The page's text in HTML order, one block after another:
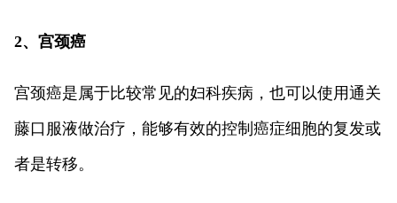
2、宫颈癌
宫颈癌是属于比较常见的妇科疾病，也可以使用通关
藤口服液做治疗，能够有效的控制癌症细胞的复发或
者是转移。